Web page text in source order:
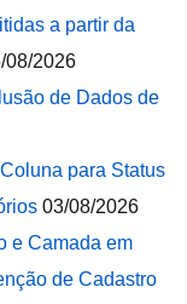
a partir da
08/2026
de Dados de
para Status
03/08/2026
e Camada em
de Cadastro